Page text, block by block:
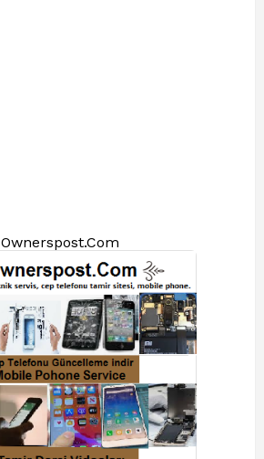
Ownerspost.Com